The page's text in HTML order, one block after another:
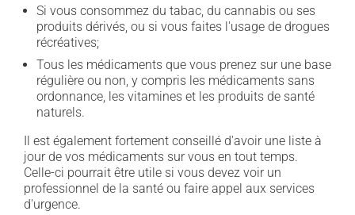
Si vous consommez du tabac, du cannabis ou ses
produits dérivés, ou si vous faites l'usage de drogues
récréatives;
Tous les médicaments que vous prenez sur une base
régulière ou non, y compris les médicaments sans
ordonnance, les vitamines et les produits de santé
naturels.
Il est également fortement conseillé d'avoir une liste à
jour de vos médicaments sur vous en tout temps.
Celle-ci pourrait être utile si vous devez voir un
professionnel de la santé ou faire appel aux services
d'urgence.